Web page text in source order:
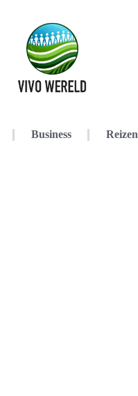
Business Reizen